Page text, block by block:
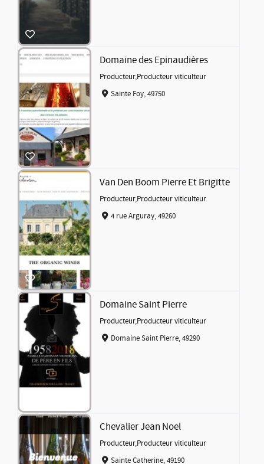
Domaine des Epinaudières
Producteur,Producteur viticulteur
Sainte Foy, 49750
Van Den Boom Pierre Et Brigitte
Producteur,Producteur viticulteur
4 rue Arguray, 49260
Domaine Saint Pierre
Producteur,Producteur viticulteur
Domaine Saint Pierre, 49290
Chevalier Jean Noel
Producteur,Producteur viticulteur
Sainte Catherine, 49190